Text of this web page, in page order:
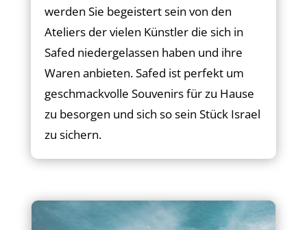
werden Sie begeistert sein von den
Ateliers der vielen Künstler die sich in
Safed niedergelassen haben und ihre
Waren anbieten. Safed ist perfekt um
geschmackvolle Souvenirs für zu Hause
zu besorgen und sich so sein Stück Israel
zu sichern.